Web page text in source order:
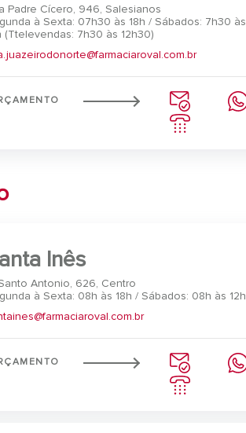
Padre Cícero, 946, Salesianos
à Sexta: 07h30 às 18h / Sábados: 7h30 às
(Ttelevendas: 7h30 às 12h30)
Inês
Antonio, 626, Centro
à Sexta: 08h às 18h / Sábados: 08h às 12h